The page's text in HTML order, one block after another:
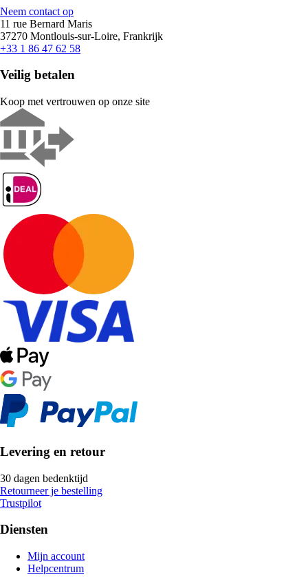
Neem contact op
11 rue Bernard Maris
37270 Montlouis-sur-Loire, Frankrijk
+33 1 86 47 62 58
Veilig betalen
Koop met vertrouwen op onze site
Levering en retour
30 dagen bedenktijd
Retourneer je bestelling
Trustpilot
Diensten
Mijn account
Helpcentrum